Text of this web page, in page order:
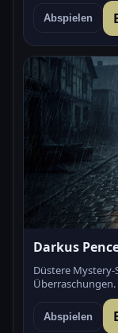
Abspielen
Darkus
Düstere
Überraschungen.
Abspielen